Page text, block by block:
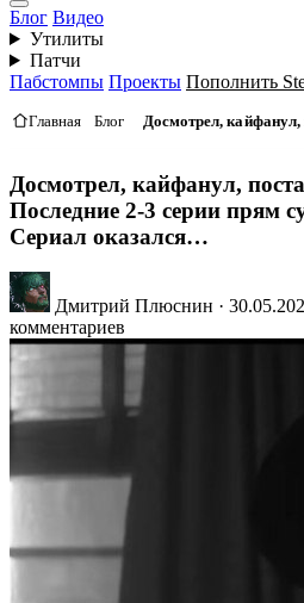
Блог Видео
Утилиты
Патчи
Пабстомпы Проекты Пополнить
Главная Блог Досмотрел, кайфанул,
Досмотрел, кайфанул,
Последние 2-3 серии прям
Сериал оказался…
Дмитрий Плюснин ·
комментариев